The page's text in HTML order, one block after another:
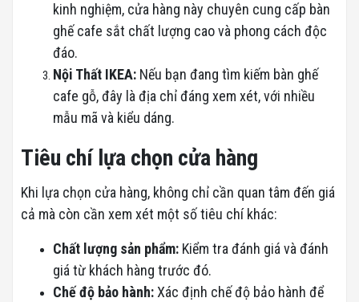
kinh nghiệm, cửa hàng này chuyên cung cấp bàn
ghế cafe sắt chất lượng cao và phong cách độc
đáo.
Nội Thất IKEA: Nếu bạn đang tìm kiếm bàn ghế
cafe gỗ, đây là địa chỉ đáng xem xét, với nhiều
mẫu mã và kiểu dáng.
Tiêu chí lựa chọn cửa hàng
Khi lựa chọn cửa hàng, không chỉ cần quan tâm đến giá
cả mà còn cần xem xét một số tiêu chí khác:
Chất lượng sản phẩm: Kiểm tra đánh giá và đánh
giá từ khách hàng trước đó.
Chế độ bảo hành:Xác định chế độ bảo hành để